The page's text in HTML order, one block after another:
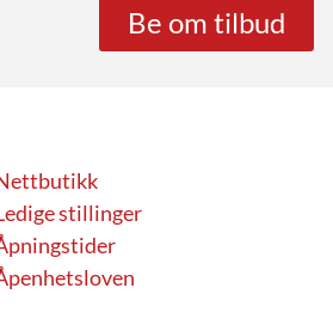
Be om tilbud
stillinger